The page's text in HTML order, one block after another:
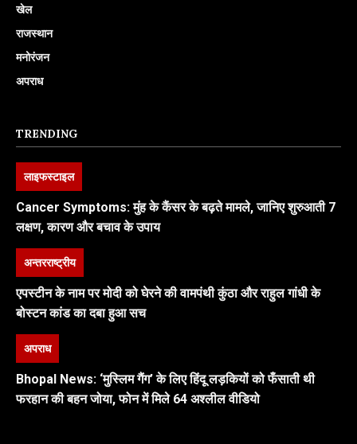
खेल
राजस्थान
मनोरंजन
अपराध
TRENDING
लाइफस्टाइल
Cancer Symptoms: मुंह के कैंसर के बढ़ते मामले, जानिए शुरुआती 7
लक्षण, कारण और बचाव के उपाय
अन्तरराष्ट्रीय
एपस्टीन के नाम पर मोदी को घेरने की वामपंथी कुंठा और राहुल गांधी के
बोस्टन कांड का दबा हुआ सच
अपराध
Bhopal News: ‘मुस्लिम गैंग’ के लिए हिंदू लड़कियों को फँसाती थी
फरहान की बहन जोया, फोन में मिले 64 अश्लील वीडियो